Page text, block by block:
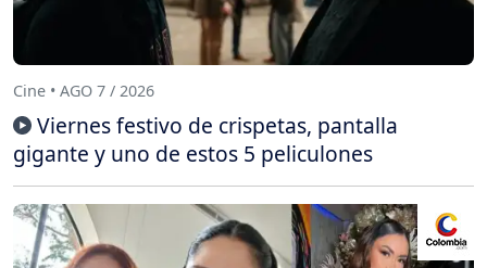
Cine • AGO 7 / 2026
Viernes festivo de crispetas, pantalla
gigante y uno de estos 5 peliculones